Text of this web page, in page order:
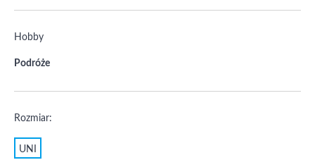
Hobby
Podróże
Rozmiar:
UNI